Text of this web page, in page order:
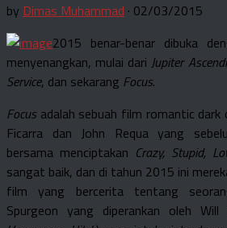
by Dimas Muhammad · 02/03/2015
2015 benar-benar dibuka
menyenangkan, mulai dariJupiter
Service, dan sekarang Focus.
Focusadalah sebuah film romantic dark
Ficarra dan John Requa yang
bersama menciptakan Crazy, Stupid,
sangat baik, dan di tahun 2015 ini
film yang bercerita tentang
Spurgeon yang diperankan oleh